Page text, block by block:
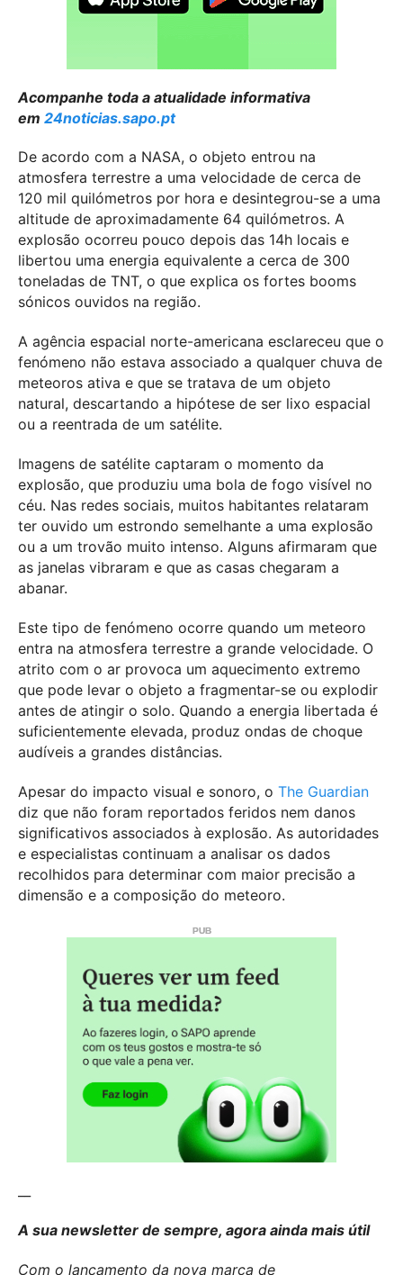
Acompanhe toda a atualidade informativa
em 24noticias.sapo.pt
De acordo com a NASA, o objeto entrou na
atmosfera terrestre a uma velocidade de cerca de
120 mil quilómetros por hora e desintegrou-se a uma
altitude de aproximadamente 64 quilómetros. A
explosão ocorreu pouco depois das 14h locais e
libertou uma energia equivalente a cerca de 300
toneladas de TNT, o que explica os fortes booms
sónicos ouvidos na região.
A agência espacial norte-americana esclareceu que o
fenómeno não estava associado a qualquer chuva de
meteoros ativa e que se tratava de um objeto
natural, descartando a hipótese de ser lixo espacial
ou a reentrada de um satélite.
Imagens de satélite captaram o momento da
explosão, que produziu uma bola de fogo visível no
céu. Nas redes sociais, muitos habitantes relataram
ter ouvido um estrondo semelhante a uma explosão
ou a um trovão muito intenso. Alguns afirmaram que
as janelas vibraram e que as casas chegaram a
abanar.
Este tipo de fenómeno ocorre quando um meteoro
entra na atmosfera terrestre a grande velocidade. O
atrito com o ar provoca um aquecimento extremo
que pode levar o objeto a fragmentar-se ou explodir
antes de atingir o solo. Quando a energia libertada é
suficientemente elevada, produz ondas de choque
audíveis a grandes distâncias.
Apesar do impacto visual e sonoro, o The Guardian
diz que não foram reportados feridos nem danos
significativos associados à explosão. As autoridades
e especialistas continuam a analisar os dados
recolhidos para determinar com maior precisão a
dimensão e a composição do meteoro.
A sua newsletter de sempre, agora ainda mais útil
Com o lançamento da nova marca de